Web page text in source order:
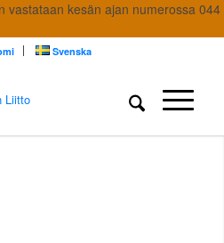
vastataan kesän ajan numerossa 044
Svenska